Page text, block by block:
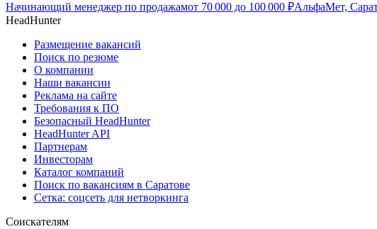
Начинающий менеджер по продажамот 70 000 до 100 000 ₽АльфаМет,
HeadHunter
Размещение вакансий
Поиск по резюме
О компании
Наши вакансии
Реклама на сайте
Требования к ПО
Безопасный HeadHunter
HeadHunter API
Партнерам
Инвесторам
Каталог компаний
Поиск по вакансиям в Саратове
Сетка: соцсеть для нетворкинга
Соискателям